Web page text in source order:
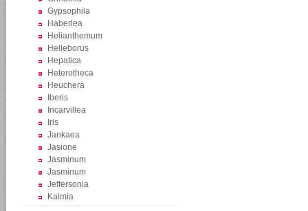
Gypsophila
Haberlea
Helianthemum
Helleborus
Hepatica
Heterotheca
Heuchera
Iberis
Incarvillea
Iris
Jankaea
Jasione
Jasminum
Jasminum
Jeffersonia
Kalmia